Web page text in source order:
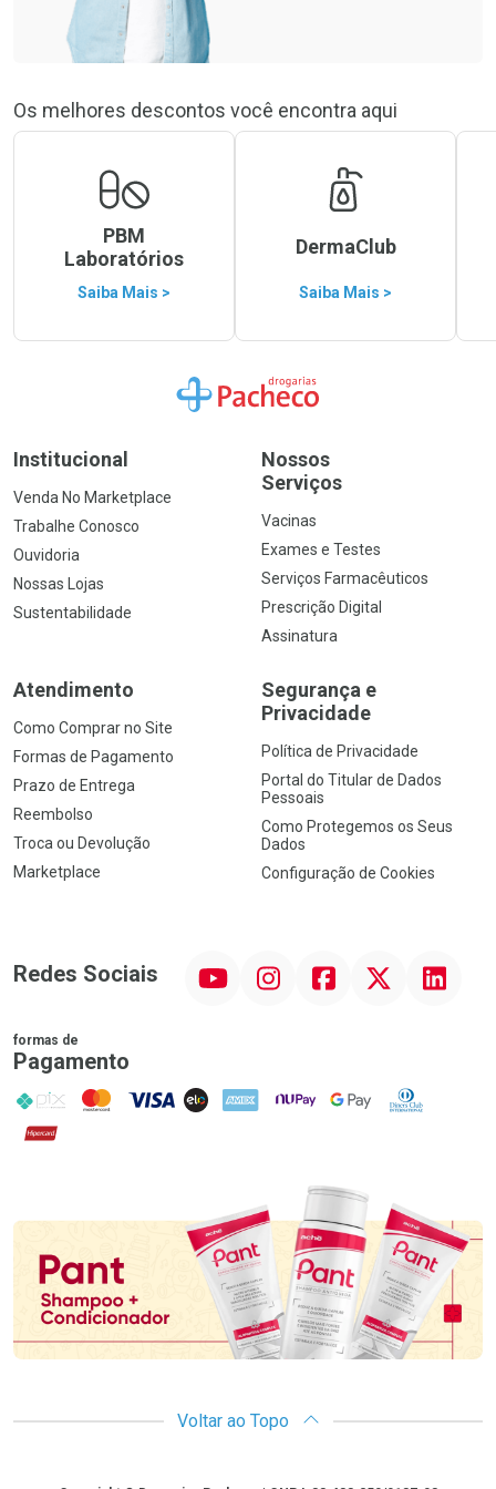
Os melhores descontos você encontra aqui
PBM
Laboratórios
Saiba Mais >
DermaClub
Saiba Mais >
Ir para a Home
Institucional
Venda No Marketplace
Trabalhe Conosco
Ouvidoria
Nossas Lojas
Sustentabilidade
Nossos
Serviços
Vacinas
Exames e Testes
Serviços Farmacêuticos
Prescrição Digital
Assinatura
Atendimento
Como Comprar no Site
Formas de Pagamento
Prazo de Entrega
Reembolso
Troca ou Devolução
Marketplace
Segurança e
Privacidade
Política de Privacidade
Portal do Titular de Dados
Pessoais
Como Protegemos os Seus
Dados
Configuração de Cookies
Redes Sociais InstagramFacebookTwitter Linkedin
formas de
Pagamento
PIX MasterCard
VISA ELO AMEX NuPay Google PayDiners Club
Hipercard
Voltar ao Topo